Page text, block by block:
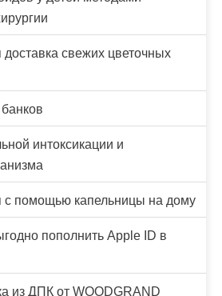
доставка свежих цветочных
интоксикации и
с помощью капельницы на дому
пополнить Apple ID в
из ДПК от WOODGRAND